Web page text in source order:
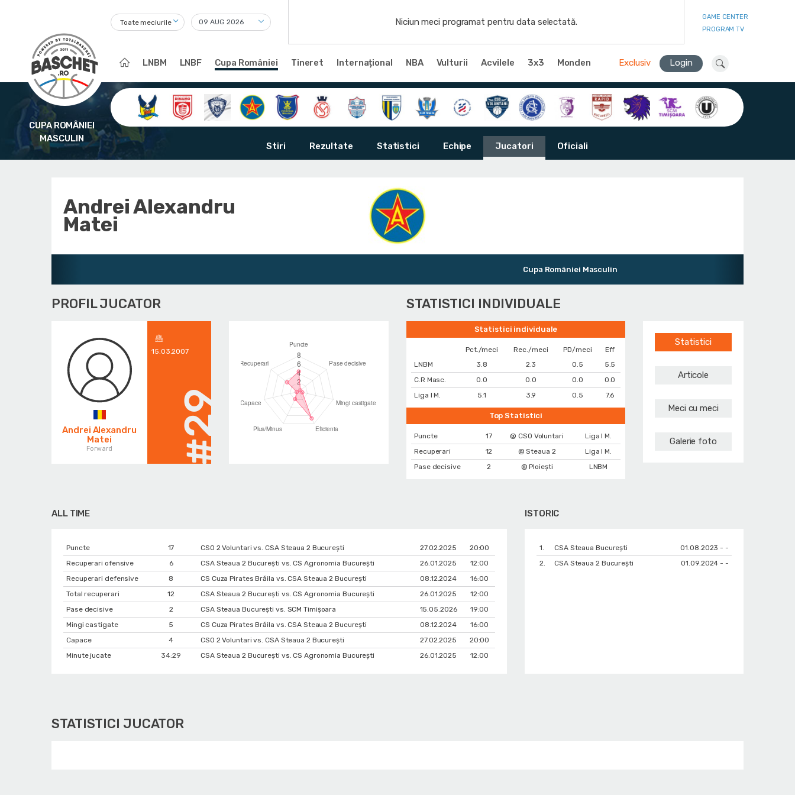
Toate meciurile Niciun meci programat pentru data selectată.
GAME CENTER
PROGRAM TV
LNBM LNBF Cupa României Tineret Internațional NBA Vulturii Acvilele 3x3 Monden Exclusiv Login
CUPA ROMÂNIEI
MASCULIN
Stiri Rezultate Statistici Echipe Jucatori Oficiali
Andrei Alexandru
Matei
Cupa României Masculin
PROFIL JUCATOR
Andrei Alexandru
Matei
Forward
15.03.2007
#29
STATISTICI INDIVIDUALE
Statistici individuale
Pct./meci Rec./meci PD/meci
Eff
LNBM
3.8 2.3 0.5
5.5
C.R Masc.
0.0 0.0 0.0
0.0
Liga I M.
5.1 3.9 0.5 7.6
Top Statistici
Puncte 17 @ CSO Voluntari
Liga I M.
Recuperari
12 @ Steaua 2
Liga I M.
Pase decisive
2 @ Ploiești LNBM
Statistici
Articole
Meci cu meci
Galerie foto
ALL TIME
Puncte 17 CSO 2 Voluntari vs. CSA Steaua 2 București 27.02.2025
20:00
Recuperari ofensive
6 CSA Steaua 2 București vs. CS Agronomia București 26.01.2025
12:00
Recuperari defensive
8 CS Cuza Pirates Brăila vs. CSA Steaua 2 București 08.12.2024
16:00
Total recuperari
12 CSA Steaua 2 București vs. CS Agronomia București 26.01.2025
12:00
Pase decisive
2 CSA Steaua București vs. SCM Timișoara 15.05.2026
19:00
Mingi castigate
5 CS Cuza Pirates Brăila vs. CSA Steaua 2 București 08.12.2024
16:00
Capace
4 CSO 2 Voluntari vs. CSA Steaua 2 București 27.02.2025
20:00
Minute jucate
34:29 CSA Steaua 2 București vs. CS Agronomia București 26.01.2025 12:00
ISTORIC
1. CSA Steaua București
01.08.2023 - -
2.
CSA Steaua 2 București 01.09.2024 - -
STATISTICI JUCATOR